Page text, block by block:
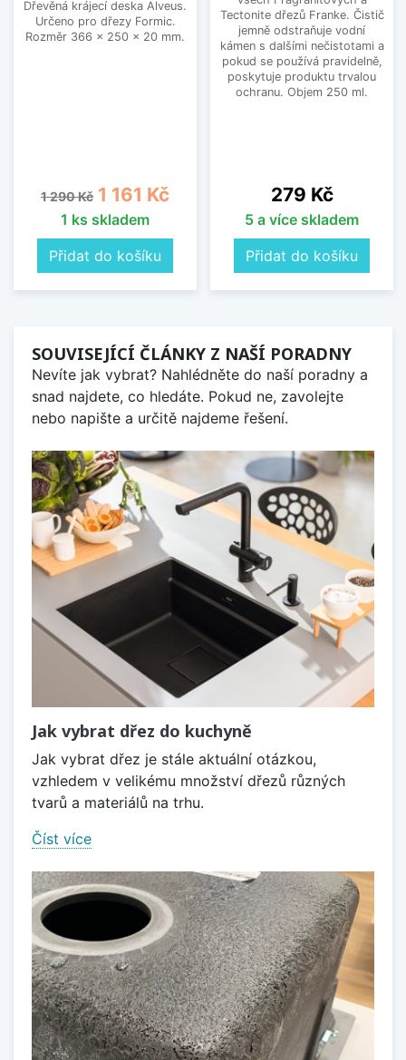
Dřevěná krájecí deska Alveus.
Určeno pro dřezy Formic.
Rozměr 366 x 250 x 20 mm.
Běžná cena
1 290 Kč Cena
1 161 Kč
1 ks skladem
Přidat do košíku
Tectonite dřezů Franke. Čistič
jemně odstraňuje vodní
kámen s dalšími nečistotami a
pokud se používá pravidelně,
poskytuje produktu trvalou
ochranu. Objem 250 ml.
Cena
279 Kč
5 a více skladem
Přidat do košíku
SOUVISEJÍCÍ ČLÁNKY Z NAŠÍ PORADNY
Nevíte jak vybrat? Nahlédněte do naší poradny a
snad najdete, co hledáte. Pokud ne, zavolejte
nebo napište a určitě najdeme řešení.
Jak vybrat dřez do kuchyně
Jak vybrat dřez je stále aktuální otázkou,
vzhledem v velikému množství dřezů různých
tvarů a materiálů na trhu.
Číst více